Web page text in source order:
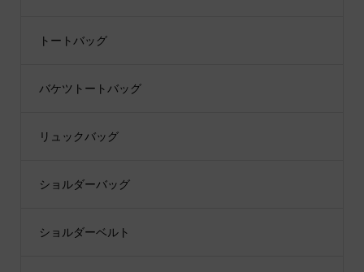
トートバッグ
バケツトートバッグ
リュックバッグ
ショルダーバッグ
ショルダーベルト